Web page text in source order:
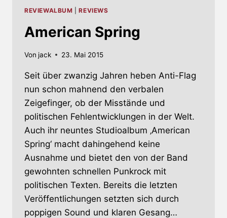
REVIEWALBUM |REVIEWS
American Spring
Von jack 23. Mai 2015
Seit über zwanzig Jahren heben Anti-Flag
nun schon mahnend den verbalen
Zeigefinger, ob der Misstände und
politischen Fehlentwicklungen in der Welt.
Auch ihr neuntes Studioalbum ‚American
Spring‘ macht dahingehend keine
Ausnahme und bietet den von der Band
gewohnten schnellen Punkrock mit
politischen Texten. Bereits die letzten
Veröffentlichungen setzten sich durch
poppigen Sound und klaren Gesang…